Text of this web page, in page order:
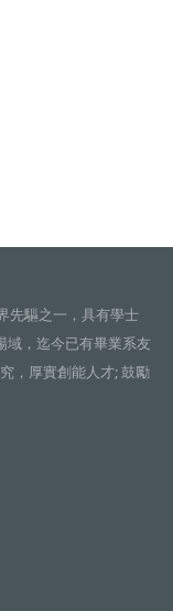
先驅之一，具有學士
域，迄今已有畢業系友
，厚實創能人才; 鼓勵